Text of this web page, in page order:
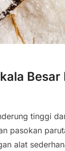
tinggi
pasokan
alat